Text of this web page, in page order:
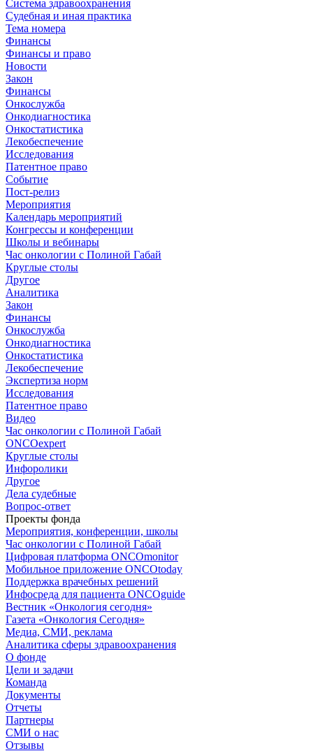
Система здравоохранения
Судебная и иная практика
Тема номера
Финансы
Финансы и право
Новости
Закон
Финансы
Онкослужба
Онкодиагностика
Онкостатистика
Лекобеспечение
Исследования
Патентное право
Событие
Пост-релиз
Мероприятия
Календарь мероприятий
Конгрессы и конференции
Школы и вебинары
Час онкологии с Полиной Габай
Круглые столы
Другое
Аналитика
Закон
Финансы
Онкослужба
Онкодиагностика
Онкостатистика
Лекобеспечение
Экспертиза норм
Исследования
Патентное право
Видео
Час онкологии с Полиной Габай
ONCOexpert
Круглые столы
Инфоролики
Другое
Дела судебные
Вопрос-ответ
Проекты фонда
Мероприятия, конференции, школы
Час онкологии с Полиной Габай
Цифровая платформа ONCOmonitor
Мобильное приложение ONCOtoday
Поддержка врачебных решений
Инфосреда для пациента ONCOguide
Вестник «Онкология сегодня»
Газета «Онкология Сегодня»
Медиа, СМИ, реклама
Аналитика сферы здравоохранения
О фонде
Цели и задачи
Команда
Документы
Отчеты
Партнеры
СМИ о нас
Отзывы